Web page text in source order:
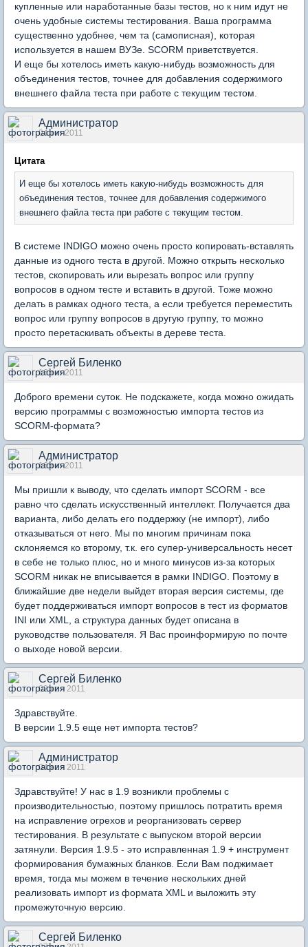
купленные или наработанные базы тестов, но к ним идут не
очень удобные системы тестирования. Ваша программа
существенно удобнее, чем та (самописная), которая
используется в нашем ВУЗе. SCORM приветствуется.
И еще бы хотелось иметь какую-нибудь возможность для
объединения тестов, точнее для добавления содержимого
внешнего файла теста при работе с текущим тестом.
Администратор
04 окт 2011
Цитата
И еще бы хотелось иметь какую-нибудь возможность для
объединения тестов, точнее для добавления содержимого
внешнего файла теста при работе с текущим тестом.
В системе INDIGO можно очень просто копировать-вставлять
данные из одного теста в другой. Можно открыть несколько
тестов, скопировать или вырезать вопрос или группу
вопросов в одном тесте и вставить в другой. Тоже можно
делать в рамках одного теста, а если требуется переместить
вопрос или группу вопросов в другую группу, то можно
просто перетаскивать объекты в дереве теста.
Сергей Биленко
16 окт 2011
Доброго времени суток. Не подскажете, когда можно ожидать
версию программы с возможностью импорта тестов из
SCORM-формата?
Администратор
16 окт 2011
Мы пришли к выводу, что сделать импорт SCORM - все
равно что сделать искусственный интеллект. Получается два
варианта, либо делать его поддержку (не импорт), либо
отказываться от него. Мы по многим причинам пока
склоняемся ко второму, т.к. его супер-универсальность несет
в себе не только плюс, но и много минусов из-за которых
SCORM никак не вписывается в рамки INDIGO. Поэтому в
ближайшие две недели выйдет вторая версия системы, где
будет поддерживаться импорт вопросов в тест из форматов
INI или XML, а структура данных будет описана в
руководстве пользователя. Я Вас проинформирую по почте
о выходе новой версии.
Сергей Биленко
02 ноя 2011
Здравствуйте.
В версии 1.9.5 еще нет импорта тестов?
Администратор
04 ноя 2011
Здравствуйте! У нас в 1.9 возникли проблемы с
производительностью, поэтому пришлось потратить время
на исправление огрехов и реорганизовать сервер
тестирования. В результате с выпуском второй версии
затянули. Версия 1.9.5 - это исправленная 1.9 + инструмент
формирования бумажных бланков. Если Вам поджимает
время, тогда мы можем в течение нескольких дней
реализовать импорт из формата XML и выложить эту
промежуточную версию.
Сергей Биленко